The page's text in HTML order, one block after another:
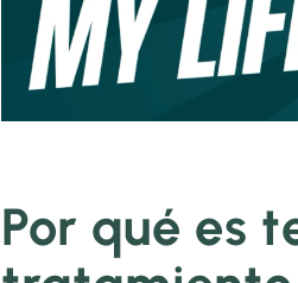
Por qué es